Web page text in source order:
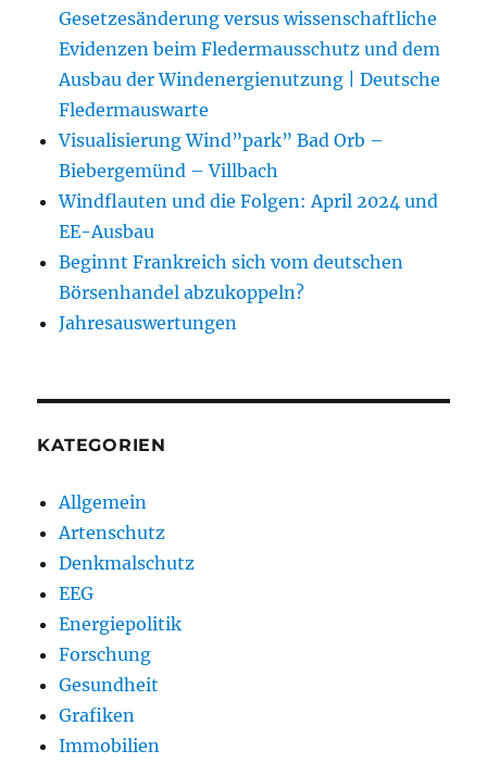
Gesetzesänderung versus wissenschaftliche
Evidenzen beim Fledermausschutz und dem
Ausbau der Windenergienutzung | Deutsche
Fledermauswarte
Visualisierung Wind”park” Bad Orb –
Biebergemünd – Villbach
Windflauten und die Folgen: April 2024 und
EE-Ausbau
Beginnt Frankreich sich vom deutschen
Börsenhandel abzukoppeln?
Jahresauswertungen
KATEGORIEN
Allgemein
Artenschutz
Denkmalschutz
EEG
Energiepolitik
Forschung
Gesundheit
Grafiken
Immobilien